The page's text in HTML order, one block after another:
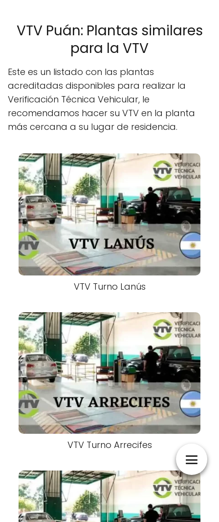
VTV Puán: Plantas similares
para la VTV
Este es un listado con las plantas
acreditadas disponibles para realizar la
Verificación Técnica Vehicular, le
recomendamos hacer su VTV en la planta
más cercana a su lugar de residencia.
VTV Turno Lanús
VTV Turno Arrecifes